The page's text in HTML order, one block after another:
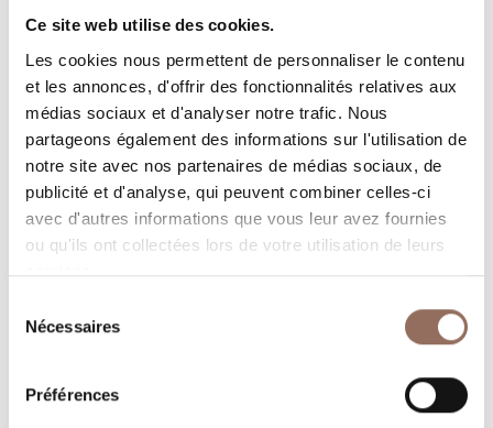
Ce site web utilise des cookies.
Les cookies nous permettent de personnaliser le contenu
et les annonces, d'offrir des fonctionnalités relatives aux
médias sociaux et d'analyser notre trafic. Nous
partageons également des informations sur l'utilisation de
notre site avec nos partenaires de médias sociaux, de
publicité et d'analyse, qui peuvent combiner celles-ci
avec d'autres informations que vous leur avez fournies
ou qu'ils ont collectées lors de votre utilisation de leurs
services.
Nécessaires
Préférences
Nombre de salles de bains:3
Beds number:
Vos vacances
dans chaque coin de Langhe Monferrato Roero, tout en